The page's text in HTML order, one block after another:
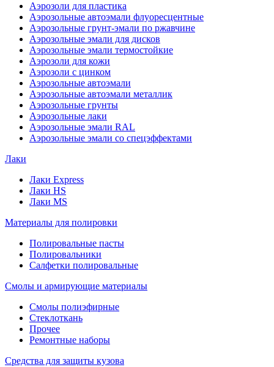
Аэрозоли для пластика
Аэрозольные автоэмали флуоресцентные
Аэрозольные грунт-эмали по ржавчине
Аэрозольные эмали для дисков
Аэрозольные эмали термостойкие
Аэрозоли для кожи
Аэрозоли с цинком
Аэрозольные автоэмали
Аэрозольные автоэмали металлик
Аэрозольные грунты
Аэрозольные лаки
Аэрозольные эмали RAL
Аэрозольные эмали со спецэффектами
Лаки
Лаки Express
Лаки HS
Лаки MS
Материалы для полировки
Полировальные пасты
Полировальники
Салфетки полировальные
Смолы и армирующие материалы
Смолы полиэфирные
Стеклоткань
Прочее
Ремонтные наборы
Средства для защиты кузова